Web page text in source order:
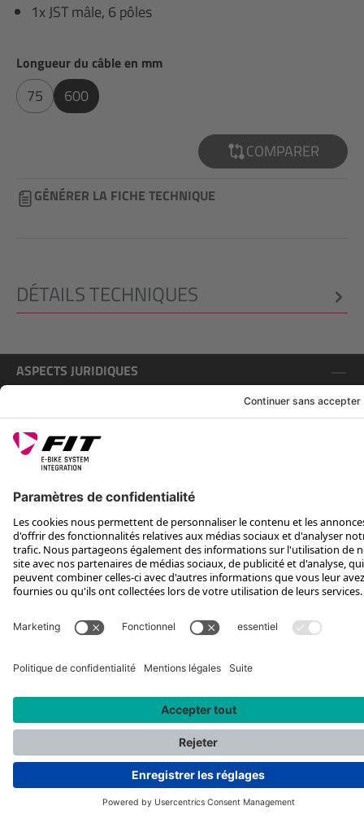
1x JST mâle, 6 pôles
Sélectionnez
Longueur du câble en mm
75 600
COMPARER
GÉNÉRER LA FICHE TECHNIQUE
DÉTAILS TECHNIQUES
ASPECTS JURIDIQUES
SUIS-NOUS SUR
*Prix de vente conseillé, TVA incluse, plus frais d'expédition et TEA